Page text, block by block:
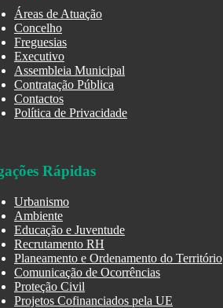
Áreas de Atuação
Concelho
Freguesias
Executivo
Assembleia Municipal
Contratação Pública
Contactos
Política de Privacidade
Rápidas
Urbanismo
Ambiente
Educação e Juventude
Recrutamento RH
Planeamento e Ordenamento do Território
Comunicação de Ocorrências
Proteção Civil
Projetos Cofinanciados pela UE